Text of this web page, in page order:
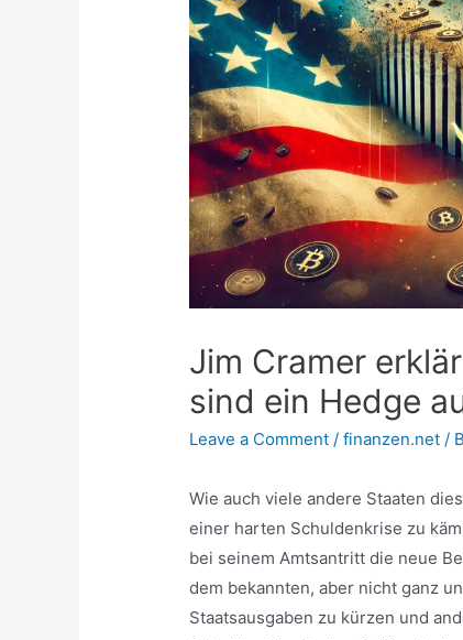
Jim Cramer
sind ein Hedge
Leave a Comment /finanzen.net /
Wie auch viele andere Staaten
einer harten Schuldenkrise zu
bei seinem Amtsantritt die neue
dem bekannten, aber nicht ganz
Staatsausgaben zu kürzen und